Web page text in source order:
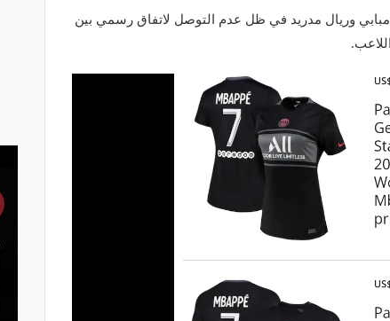
مبابي وريال مدريد في ظل عدم التوصل لاتفاق رسمي بين
هل يذهب لريال مدريد؟.. السيتي يرفض
عرض برشلونة بشأن رودري
مهمة سهلة
في دور الـ 32